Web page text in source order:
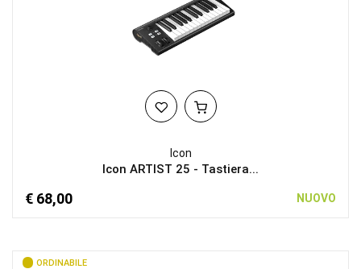
Icon
Icon ARTIST 25 - Tastiera...
€ 68,00 NUOVO
ORDINABILE